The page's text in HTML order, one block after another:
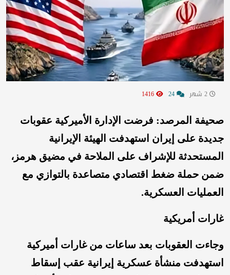
صحيفة المرصد: فرضت الإدارة الأميركية عقوبات
جديدة على إيران استهدفت الهيئة الإيرانية
المستحدثة للإشراف على الملاحة في مضيق هرمز،
ضمن حملة ضغط اقتصادي متصاعدة بالتوازي مع
العمليات العسكرية.
غارات أمريكية
وجاءت العقوبات بعد ساعات من غارات أميركية
استهدفت منشأة عسكرية إيرانية عقب إسقاط